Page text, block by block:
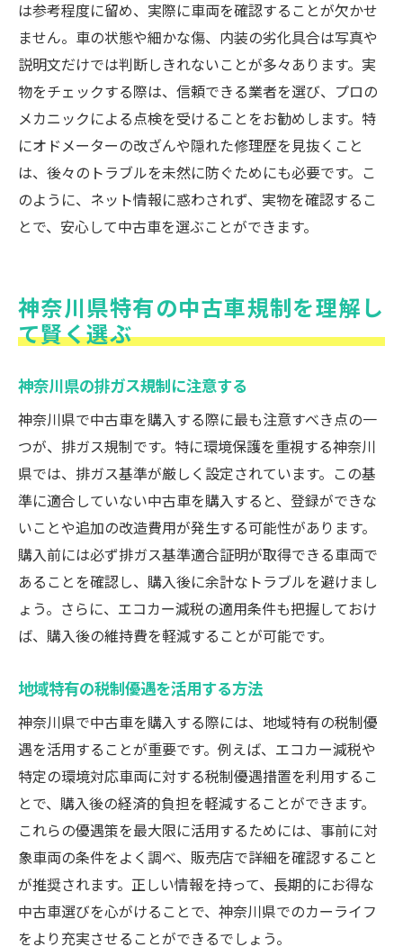
は参考程度に留め、実際に車両を確認することが欠かせ
ません。車の状態や細かな傷、内装の劣化具合は写真や
説明文だけでは判断しきれないことが多々あります。実
物をチェックする際は、信頼できる業者を選び、プロの
メカニックによる点検を受けることをお勧めします。特
にオドメーターの改ざんや隠れた修理歴を見抜くこと
は、後々のトラブルを未然に防ぐためにも必要です。こ
のように、ネット情報に惑わされず、実物を確認するこ
とで、安心して中古車を選ぶことができます。
神奈川県特有の中古車規制を理解し
て賢く選ぶ
神奈川県の排ガス規制に注意する
神奈川県で中古車を購入する際に最も注意すべき点の一
つが、排ガス規制です。特に環境保護を重視する神奈川
県では、排ガス基準が厳しく設定されています。この基
準に適合していない中古車を購入すると、登録ができな
いことや追加の改造費用が発生する可能性があります。
購入前には必ず排ガス基準適合証明が取得できる車両で
あることを確認し、購入後に余計なトラブルを避けまし
ょう。さらに、エコカー減税の適用条件も把握しておけ
ば、購入後の維持費を軽減することが可能です。
地域特有の税制優遇を活用する方法
神奈川県で中古車を購入する際には、地域特有の税制優
遇を活用することが重要です。例えば、エコカー減税や
特定の環境対応車両に対する税制優遇措置を利用するこ
とで、購入後の経済的負担を軽減することができます。
これらの優遇策を最大限に活用するためには、事前に対
象車両の条件をよく調べ、販売店で詳細を確認すること
が推奨されます。正しい情報を持って、長期的にお得な
中古車選びを心がけることで、神奈川県でのカーライフ
をより充実させることができるでしょう。